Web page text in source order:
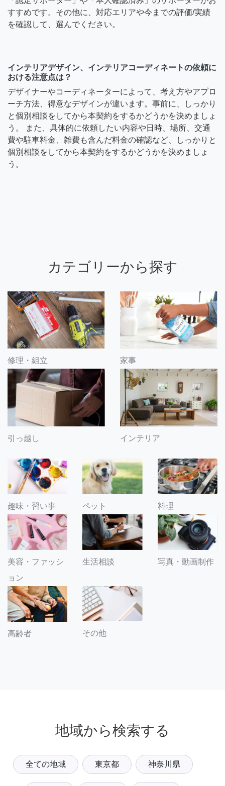
すすめです。その他に、対応エリアや今までの評価/実績
を確認して、選んでください。
インテリアデザイン、インテリアコーディネートの依頼に
おける注意点は？
デザイナーやコーディネーターによって、考え方やアプロ
ーチ方法、得意なデザインが違います。事前に、しっかり
と個別相談をしてから本契約をするかどうかを決めましょ
う。 また、具体的に依頼したい内容や日時、場所、交通
費や駐車料金、雑費も含んだ料金の確認など、しっかりと
個別相談をしてから本契約をするかどうかを決めましょ
う。
カテゴリーから探す
修理・組立 家事
引っ越し インテリア
趣味・習い事 ペット 料理
美容・ファッシ
ョン
生活相談 写真・動画制作
高齢者 その他
地域から検索する
全ての地域 東京都 神奈川県